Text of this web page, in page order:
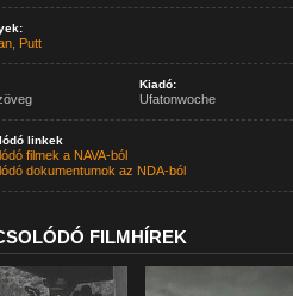
Putt
Kiadó:
Ufatonwoche
linkek
filmek a NAVA-ból
dokumentumok az NDA-ból
FILMHÍREK